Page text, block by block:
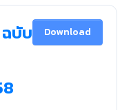
บับ
Download